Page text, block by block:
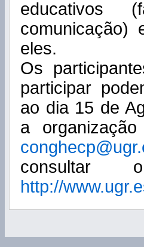
educativos
comunicação)
eles.
Os
participar
ao dia 15 de
a
consultar
http://